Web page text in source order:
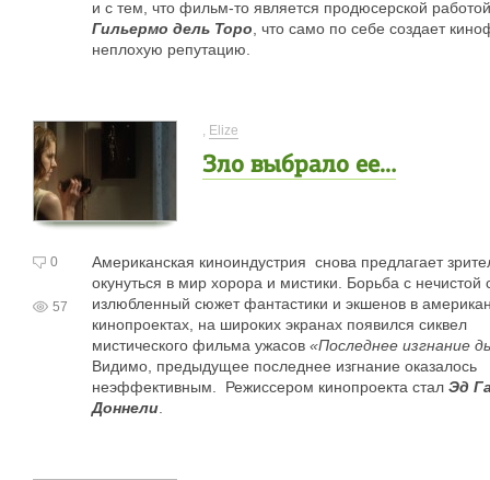
и с тем, что фильм-то является продюсерской работой
Гильермо дель Торо , что само по себе создает
неплохую репутацию.
, Elize
Зло выбрало ее…
0
57
Американская киноиндустрия снова предлагает
окунуться в мир хорора и мистики. Борьба с нечистой
излюбленный сюжет фантастики и экшенов в
кинопроектах, на широких экранах появился сиквел
мистического фильма ужасов«Последнее изгнание
Видимо, предыдущее последнее изгнание оказалось
неэффективным. Режиссером кинопроекта стал Эд
Доннели.